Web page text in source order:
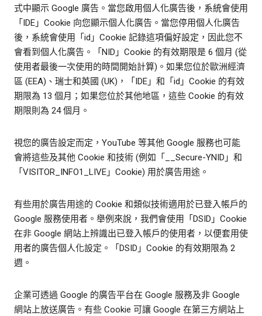
式中顯示 Google 廣告。當您啟用個人化廣告後，系統會使用
「IDE」Cookie 向您顯示個人化廣告。當您停用個人化廣告
後，系統會使用「id」Cookie 記錄這項偏好設定，因此您不
會看到個人化廣告。「NID」Cookie 的有效期限是 6 個月 (從
使用者最後一次使用的時間開始計算)。如果您位於歐洲經濟
區 (EEA)、瑞士和英國 (UK)，「IDE」和「id」Cookie 的有效
期限為 13 個月；如果您位於其他地區，這些 Cookie 的有效
期限則為 24 個月。
視您的廣告設定而定，YouTube 等其他 Google 服務也可能
會將這些及其他 Cookie 和技術 (例如「__Secure-YNID」和
「VISITOR_INFO1_LIVE」Cookie) 用於廣告用途。
有些用於廣告用途的 Cookie 和類似技術適用於已登入帳戶的
Google 服務使用者。舉例來說，我們會使用「DSID」Cookie
在非 Google 網站上辨識出已登入帳戶的使用者，以便套用使
用者的廣告個人化設定。「DSID」Cookie 的有效期限為 2
週。
企業可透過 Google 的廣告平台在 Google 服務及非 Google
網站上放送廣告。有些 Cookie 可讓 Google 在第三方網站上